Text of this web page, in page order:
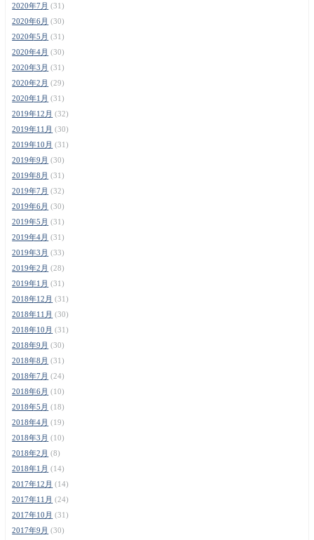
2020年7月 (31)
2020年6月 (30)
2020年5月 (31)
2020年4月 (30)
2020年3月 (31)
2020年2月 (29)
2020年1月 (31)
2019年12月 (32)
2019年11月 (30)
2019年10月 (31)
2019年9月 (30)
2019年8月 (31)
2019年7月 (32)
2019年6月 (30)
2019年5月 (31)
2019年4月 (31)
2019年3月 (33)
2019年2月 (28)
2019年1月 (31)
2018年12月 (31)
2018年11月 (30)
2018年10月 (31)
2018年9月 (30)
2018年8月 (31)
2018年7月 (24)
2018年6月 (10)
2018年5月 (18)
2018年4月 (19)
2018年3月 (10)
2018年2月 (8)
2018年1月 (14)
2017年12月 (14)
2017年11月 (24)
2017年10月 (31)
2017年9月 (30)